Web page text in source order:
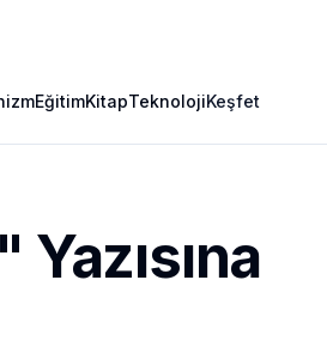
EğitimKitapTeknolojiKeşfet